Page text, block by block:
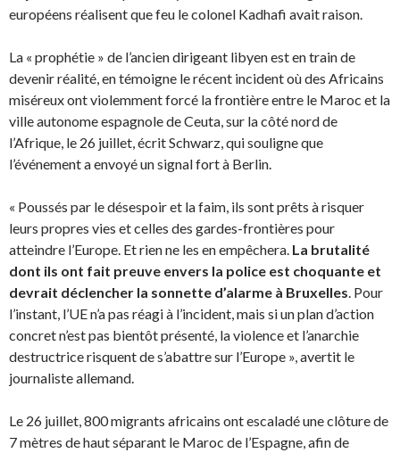
européens réalisent que feu le colonel Kadhafi avait raison.
La « prophétie » de l’ancien dirigeant libyen est en train de
devenir réalité, en témoigne le récent incident où des Africains
miséreux ont violemment forcé la frontière entre le Maroc et la
ville autonome espagnole de Ceuta, sur la côté nord de
l’Afrique, le 26 juillet, écrit Schwarz, qui souligne que
l’événement a envoyé un signal fort à Berlin.
« Poussés par le désespoir et la faim, ils sont prêts à risquer
leurs propres vies et celles des gardes-frontières pour
atteindre l’Europe. Et rien ne les en empêchera. La brutalité
dont ils ont fait preuve envers la police est choquante et
devrait déclencher la sonnette d’alarme à Bruxelles . Pour
l’instant, l’UE n’a pas réagi à l’incident, mais si un plan d’action
concret n’est pas bientôt présenté, la violence et l’anarchie
destructrice risquent de s’abattre sur l’Europe », avertit le
journaliste allemand.
Le 26 juillet, 800 migrants africains ont escaladé une clôture de
7 mètres de haut séparant le Maroc de l’Espagne, afin de